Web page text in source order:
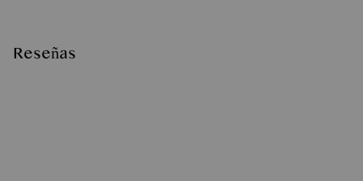
Reseñas